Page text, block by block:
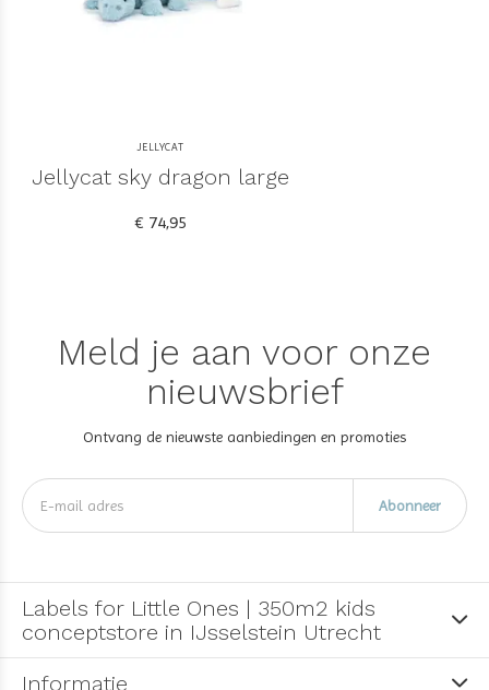
JELLYCAT
Jellycat sky dragon large
€ 74,95
Meld je aan voor onze
nieuwsbrief
Ontvang de nieuwste aanbiedingen en promoties
Abonneer
Labels for Little Ones | 350m2 kids
conceptstore in IJsselstein Utrecht
Informatie